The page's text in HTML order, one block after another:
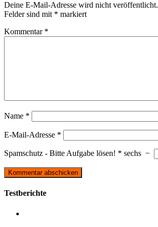
Deine E-Mail-Adresse wird nicht veröffentlicht.
Felder sind mit * markiert
Kommentar *
Name *
E-Mail-Adresse *
Spamschutz - Bitte Aufgabe lösen! * sechs −
Testberichte